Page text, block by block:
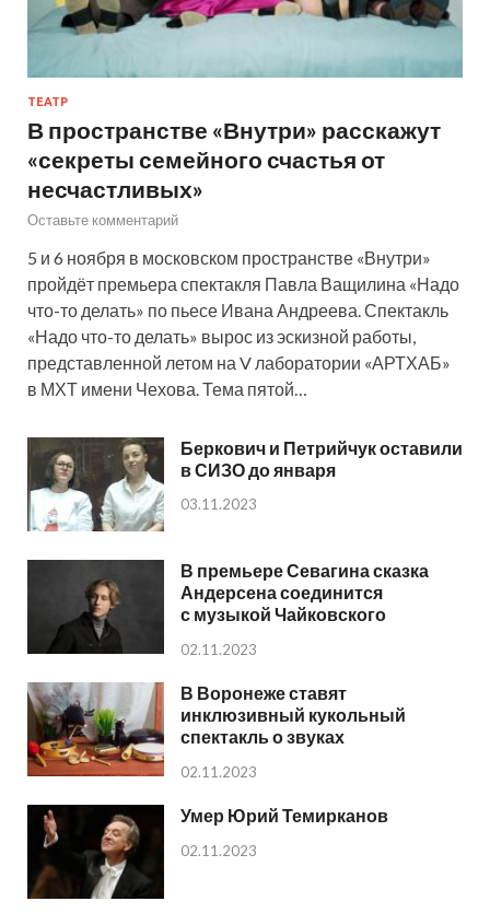
ТЕАТР
В пространстве «Внутри» расскажут
«секреты семейного счастья от
несчастливых»
Оставьте комментарий
5 и 6 ноября в московском пространстве «Внутри»
пройдёт премьера спектакля Павла Ващилина «Надо
что-то делать» по пьесе Ивана Андреева. Спектакль
«Надо что-то делать» вырос из эскизной работы,
представленной летом на V лаборатории «АРТХАБ»
в МХТ имени Чехова. Тема пятой…
Беркович и Петрийчук оставили
в СИЗО до января
03.11.2023
В премьере Севагина сказка
Андерсена соединится
с музыкой Чайковского
02.11.2023
В Воронеже ставят
инклюзивный кукольный
спектакль о звуках
02.11.2023
Умер Юрий Темирканов
02.11.2023